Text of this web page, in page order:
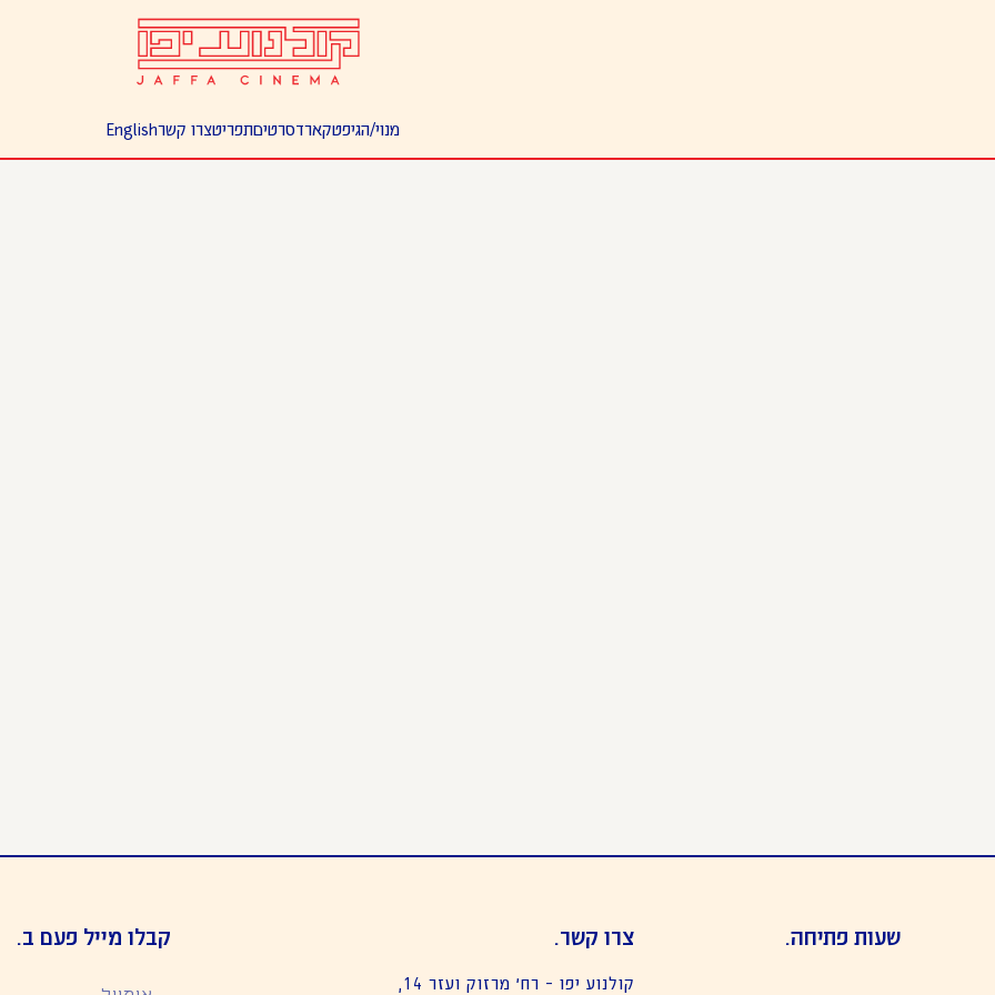
מנוי/הגיפטקארדסרטיםתפריטצרו קשרEnglish
שעות פתיחה. צרו קשר. קבלו מייל פעם ב.